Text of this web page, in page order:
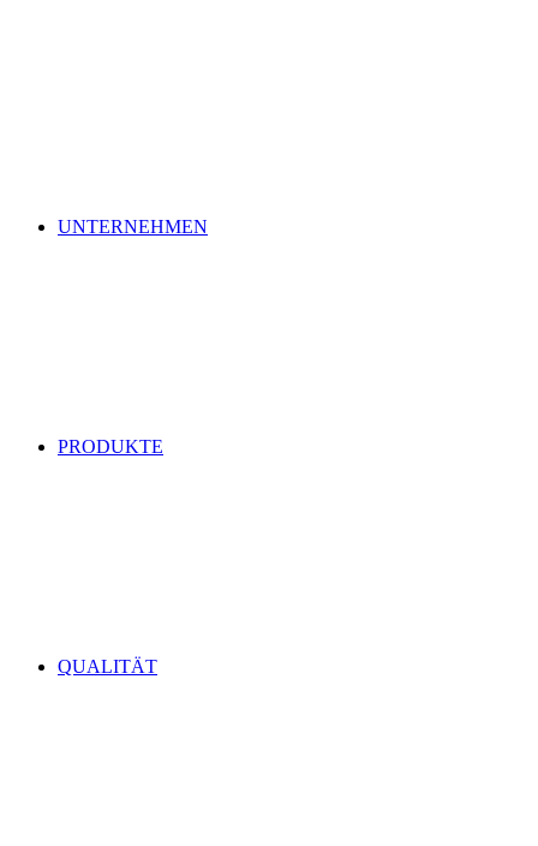
UNTERNEHMEN
PRODUKTE
QUALITÄT